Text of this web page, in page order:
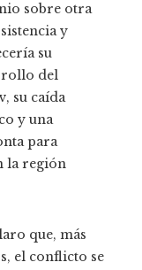
sobre otra
y
su
del
su caída
y una
para
la región
que, más
el conflicto se